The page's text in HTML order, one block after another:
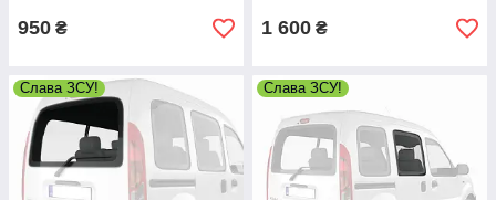
950 ₴ 1 600 ₴
Слава ЗСУ! Слава ЗСУ!